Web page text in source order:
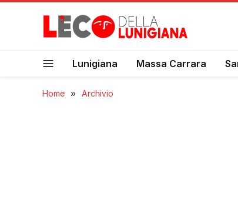
Lunigiana Massa Carrara
Home » Archivio